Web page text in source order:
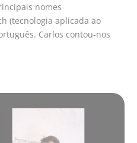
nomes
(tecnologia aplicada ao
Carlos contou-nos